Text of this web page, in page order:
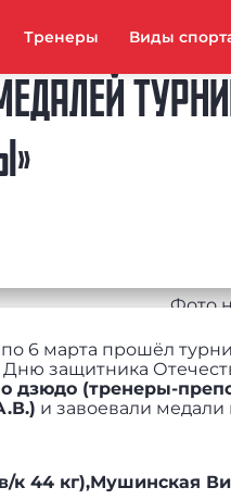
Тренеры Виды
марта прошёл
защитника
(тренеры-
и завоевали медали
к 44 кг),Мушинская